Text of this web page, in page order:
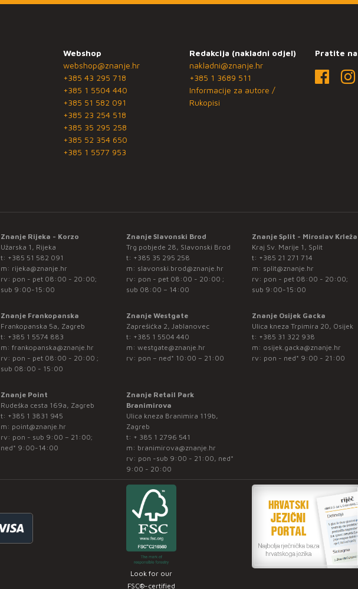
Webshop
webshop@znanje.hr
+385 43 295 718
+385 1 5504 440
+385 51 582 091
+385 23 254 518
+385 35 295 258
+385 52 354 650
+385 1 5577 953
Redakcija (nakladni odjel)
nakladni@znanje.hr
+385 1 3689 511
Informacije za autore /
Rukopisi
Pratite
Znanje Rijeka - Korzo
Užarska 1, Rijeka
t: +385 51 582 091
m: rijeka@znanje.hr
rv: pon - pet 08:00 - 20:00;
sub 9:00-15:00
Znanje Slavonski Brod
Trg pobjede 28, Slavonski Brod
t: +385 35 295 258
m: slavonski.brod@znanje.hr
rv: pon - pet 08:00 - 20:00 ;
sub 08:00 – 14:00
Znanje Split - Miroslav Krleža
Kraj Sv. Marije 1, Split
t: +385 21 271 714
m: split@znanje.hr
rv: pon - pet 08:00 - 20:00;
sub 9:00-15:00
Znanje Frankopanska
Frankopanska 5a, Zagreb
t: +385 1 5574 883
m: frankopanska@znanje.hr
rv: pon - pet 08:00 - 20:00 ;
sub 08:00 - 15:00
Znanje Westgate
Zaprešićka 2, Jablanovec
t: +385 1 5504 440
m: westgate@znanje.hr
rv: pon – ned* 10:00 – 21:00
Znanje Osijek Gacka
Ulica kneza Trpimira 20, Osijek
t: +385 31 322 938
m: osijek.gacka@znanje.hr
rv: pon - ned* 9:00 - 21:00
Znanje Point
Rudeška cesta 169a, Zagreb
t: +385 1 3831 945
m: point@znanje.hr
rv: pon - sub 9:00 – 21:00;
ned* 9:00-14:00
Znanje Retail Park
Branimirova
Ulica kneza Branimira 119b,
Zagreb
t: + 385 1 2796 541
m: branimirova@znanje.hr
rv: pon -sub 9:00 - 21:00, ned*
9:00 - 20:00
Look for our
FSC®-certified